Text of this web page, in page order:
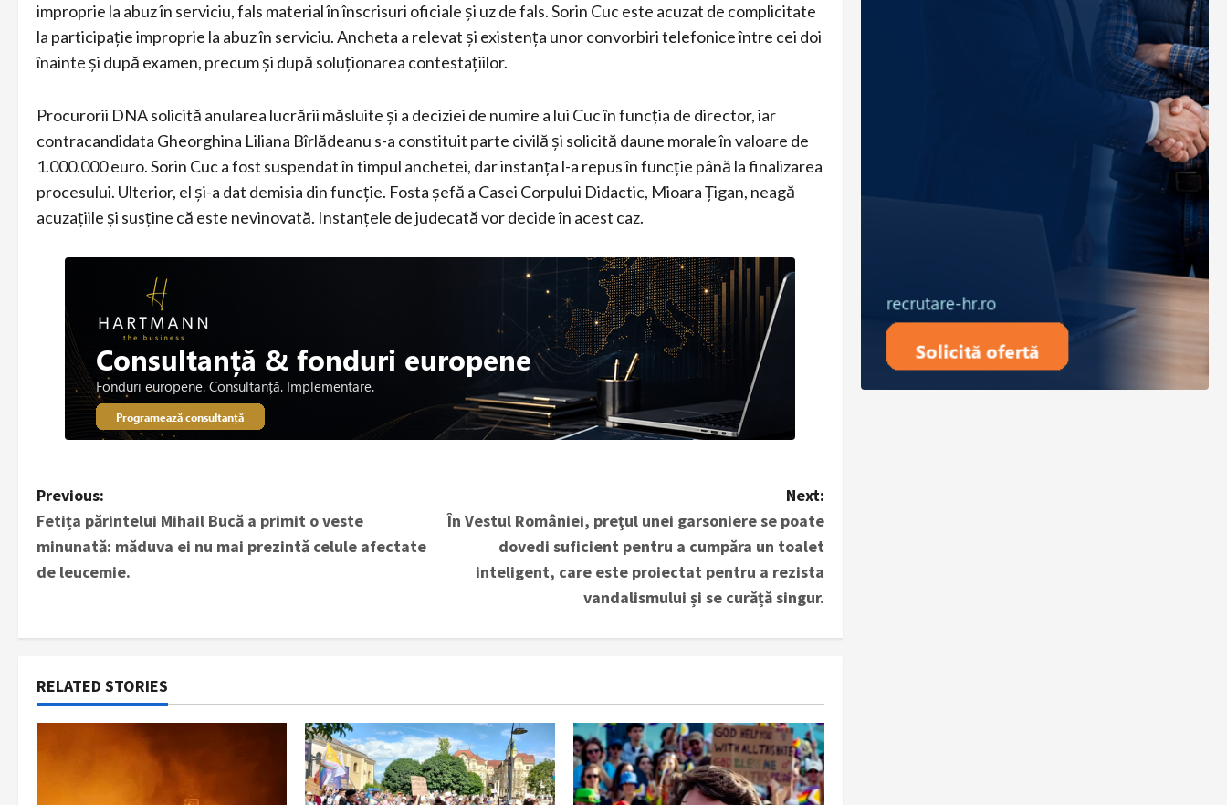
improprie la abuz în serviciu, fals material în înscrisuri oficiale și uz de fals. Sorin Cuc este acuzat de complicitate
la participație improprie la abuz în serviciu. Ancheta a relevat și existența unor convorbiri telefonice între cei doi
înainte și după examen, precum și după soluționarea contestațiilor.
Procurorii DNA solicită anularea lucrării măsluite și a deciziei de numire a lui Cuc în funcția de director, iar
contracandidata Gheorghina Liliana Bîrlădeanu s-a constituit parte civilă și solicită daune morale în valoare de
1.000.000 euro. Sorin Cuc a fost suspendat în timpul anchetei, dar instanța l-a repus în funcție până la finalizarea
procesului. Ulterior, el și-a dat demisia din funcție. Fosta șefă a Casei Corpului Didactic, Mioara Țigan, neagă
acuzațiile și susține că este nevinovată. Instanțele de judecată vor decide în acest caz.
P
o
s
a
v
Previous:
Fetița părintelui Mihail Bucă a primit o veste
minunată: măduva ei nu mai prezintă celule afectate
de leucemie.
Next:
În Vestul României, preţul unei garsoniere se poate
dovedi suficient pentru a cumpăra un toalet
inteligent, care este proiectat pentru a rezista
vandalismului și se curăță singur.
RELATED STORIES